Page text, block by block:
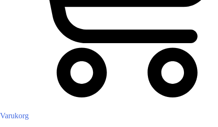
Varukorg